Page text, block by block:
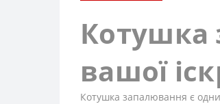
Котушка
вашої
Котушка запалювання є